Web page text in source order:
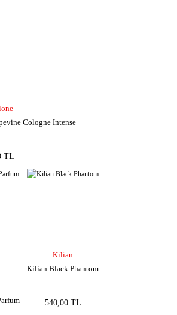
Cologne Intense
TL
Kilian
Kilian Black Phantom
540,00 TL